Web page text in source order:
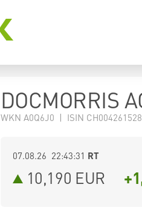
DOCMORRIS
WKN A0Q6J0 | ISIN
07.08.26 22:43:31 RT
10,190 EUR